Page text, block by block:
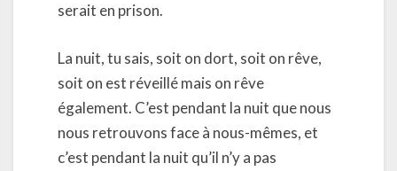
serait en prison.
La nuit, tu sais, soit on dort, soit on rêve,
soit on est réveillé mais on rêve
également. C’est pendant la nuit que nous
nous retrouvons face à nous-mêmes, et
c’est pendant la nuit qu’il n’y a pas